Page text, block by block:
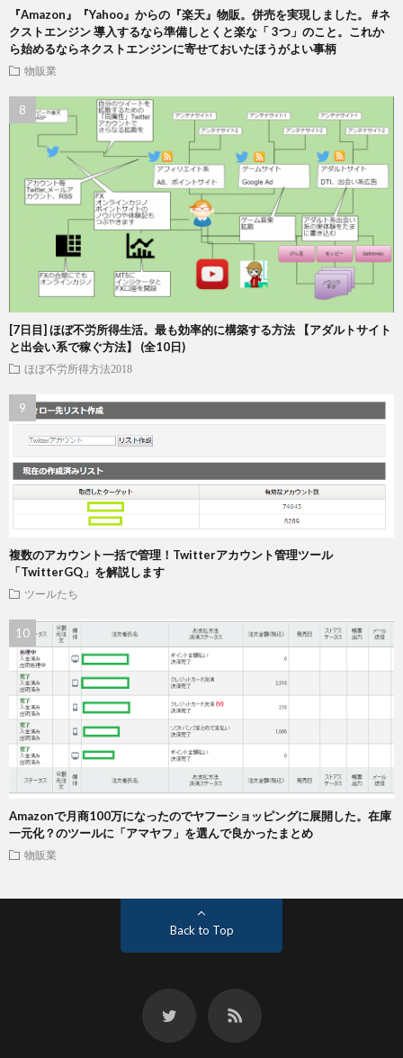
『Amazon』『Yahoo』からの『楽天』物販。併売を実現しました。 #ネ
クストエンジン 導入するなら準備しとくと楽な「 3つ」のこと。これか
ら始めるならネクストエンジンに寄せておいたほうがよい事柄
物販業
[7日目] ほぼ不労所得生活。最も効率的に構築する方法 【アダルトサイト
と出会い系で稼ぐ方法】 (全10日)
ほぼ不労所得方法2018
複数のアカウント一括で管理！Twitterアカウント管理ツール
「TwitterGQ」を解説します
ツールたち
Amazonで月商100万になったのでヤフーショッピングに展開した。在庫
一元化？のツールに「アマヤフ」を選んで良かったまとめ
物販業
Back to Top